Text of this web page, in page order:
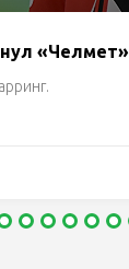
«Челмет»